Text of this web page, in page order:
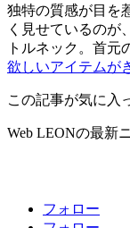
独特の質感が目を
く見せているのが
トルネック。首元
欲しいアイテムが
この記事が気に入
Web LEONの最新
フォロー